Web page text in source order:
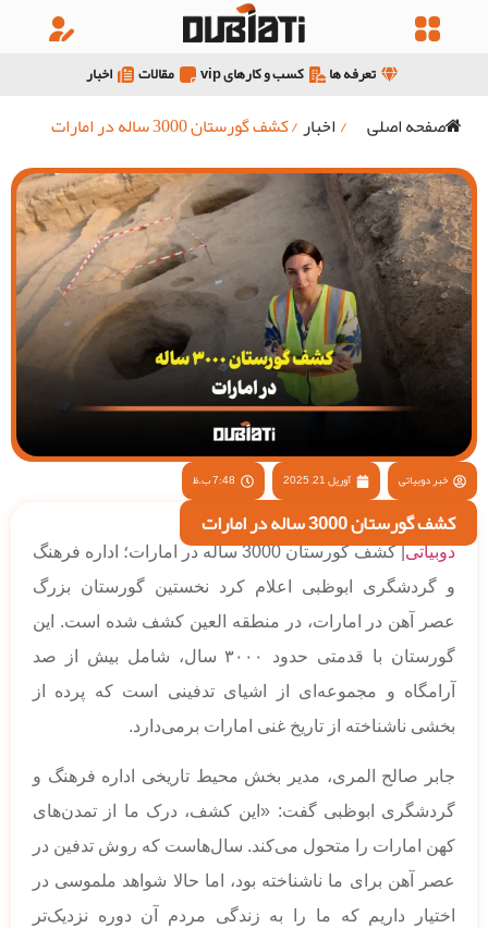
تعرفه ها کسب و کارهای vip مقالات اخبار
صفحه اصلی /اخبار/کشف گورستان 3000 ساله در امارات
خبر دوبیاتی آوریل 21, 2025 7:48 ب.ظ
کشف گورستان 3000 ساله در امارات
دوبیاتی
| کشف گورستان 3000 ساله در امارات؛ اداره فرهنگ
و گردشگری ابوظبی اعلام کرد نخستین گورستان بزرگ
عصر آهن در امارات، در منطقه العین کشف شده است. این
گورستان با قدمتی حدود ۳۰۰۰ سال، شامل بیش از صد
آرامگاه و مجموعه‌ای از اشیای تدفینی است که پرده از
بخشی ناشناخته از تاریخ غنی امارات برمی‌دارد.
جابر صالح المری، مدیر بخش محیط تاریخی اداره فرهنگ و
گردشگری ابوظبی گفت: «این کشف، درک ما از تمدن‌های
کهن امارات را متحول می‌کند. سال‌هاست که روش تدفین در
عصر آهن برای ما ناشناخته بود، اما حالا شواهد ملموسی در
اختیار داریم که ما را به زندگی مردم آن دوره نزدیک‌تر